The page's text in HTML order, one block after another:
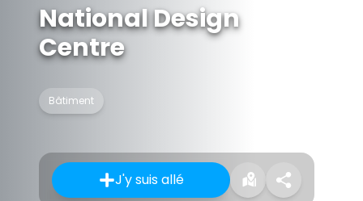
National Design
Centre
Bâtiment
J'y suis allé